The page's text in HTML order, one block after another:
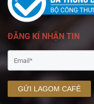
ĐĂNG KÍ NHẬN TIN
GỬI LAGOM CAFÉ